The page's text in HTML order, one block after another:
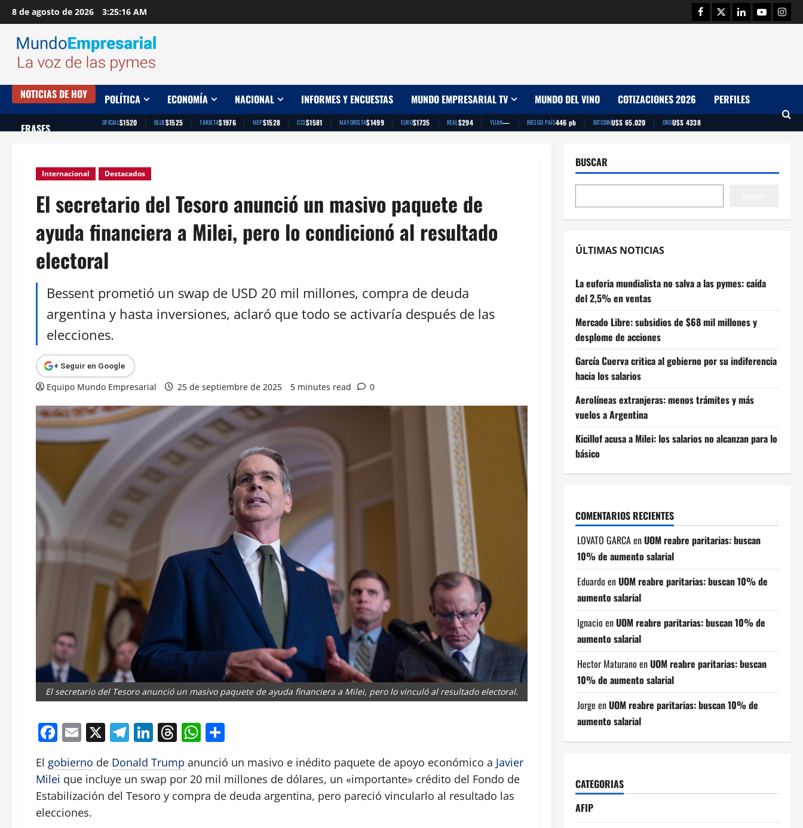
Saltar
al
contenido
8 de agosto de 2026 3:25:18 AM Facebook
TwitterLinkedinYoutube
NOTICIAS DE HOY POLÍTICA ECONOMÍA NACIONAL INFORMES Y ENCUESTAS MUNDO EMPRESARIAL TV MUNDO DEL VINO COTIZACIONES 2026 PERFILES
FRASES OFICIAL$1520 | BLUE$1525 | TARJETA$1976 | MEP$1528 | CCL$1581 | MAYORISTA$1499 | EURO$1735 | REAL$294 | YUAN— | RIESGO PAÍS446 pb | BITCOINU$S 65.020 | OROU$S 4338
Internacional Destacados
El secretario del Tesoro anunció un masivo paquete de
ayuda financiera a Milei, pero lo condicionó al resultado
electoral
Bessent prometió un swap de USD 20 mil millones, compra de deuda
argentina y hasta inversiones, aclaró que todo se activaría después de las
elecciones.
+ Seguir en Google
Equipo Mundo Empresarial 25 de septiembre de 2025 5 minutes read 0
El secretario del Tesoro anunció un masivo paquete de ayuda financiera a Milei, pero lo vinculó al resultado electoral.
Facebook
Email
X Telegram
LinkedIn
Threads
WhatsApp
El gobierno de Donald Trump anunció un masivo e inédito paquete de apoyo económico a Javier
Milei que incluye un swap por 20 mil millones de dólares, un «importante» crédito del Fondo de
Estabilización del Tesoro y compra de deuda argentina, pero pareció vincularlo al resultado las
elecciones.
BUSCAR
ÚLTIMAS NOTICIAS
La euforia mundialista no salva a las pymes: caída
del 2,5% en ventas
Mercado Libre: subsidios de $68 mil millones y
desplome de acciones
García Cuerva critica al gobierno por su indiferencia
hacia los salarios
Aerolíneas extranjeras: menos trámites y más
vuelos a Argentina
Kicillof acusa a Milei: los salarios no alcanzan para lo
básico
COMENTARIOS RECIENTES
LOVATO GARCAenUOM reabre paritarias: buscan
10% de aumento salarial
Eduardo enUOM reabre paritarias: buscan 10% de
aumento salarial
Ignacio enUOM reabre paritarias: buscan 10% de
aumento salarial
Hector Maturano enUOM reabre paritarias: buscan
10% de aumento salarial
Jorge enUOM reabre paritarias: buscan 10% de
aumento salarial
CATEGORIAS
AFIP